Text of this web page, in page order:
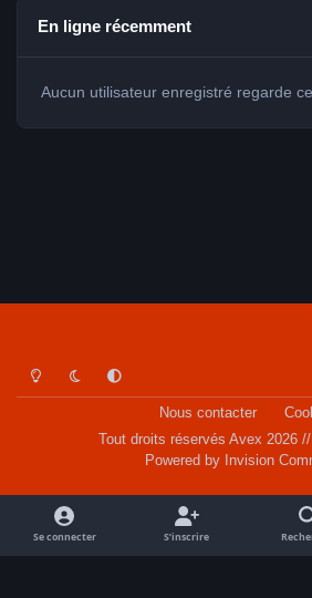
En ligne récemment
Aucun utilisateur enregistré regarde
Light ModeDark ModeSystem Preference
Nous contacter
Tout droits réservés Avex 2026
Powered by Invision
Se connecter S’inscrire